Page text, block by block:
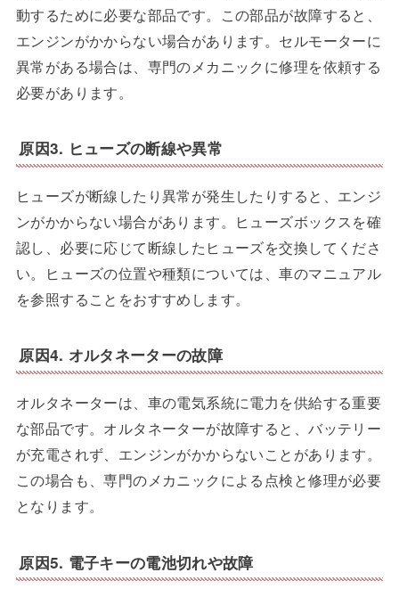
動するために必要な部品です。この部品が故障すると、
エンジンがかからない場合があります。セルモーターに
異常がある場合は、専門のメカニックに修理を依頼する
必要があります。
原因3. ヒューズの断線や異常
ヒューズが断線したり異常が発生したりすると、エンジ
ンがかからない場合があります。ヒューズボックスを確
認し、必要に応じて断線したヒューズを交換してくださ
い。ヒューズの位置や種類については、車のマニュアル
を参照することをおすすめします。
原因4. オルタネーターの故障
オルタネーターは、車の電気系統に電力を供給する重要
な部品です。オルタネーターが故障すると、バッテリー
が充電されず、エンジンがかからないことがあります。
この場合も、専門のメカニックによる点検と修理が必要
となります。
原因5. 電子キーの電池切れや故障